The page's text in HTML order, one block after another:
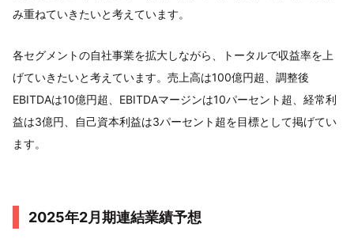
み重ねていきたいと考えています。
各セグメントの自社事業を拡大しながら、トータルで収益率を上
げていきたいと考えています。売上高は100億円超、調整後
EBITDAは10億円超、EBITDAマージンは10パーセント超、経常利
益は3億円、自己資本利益は3パーセント超を目標として掲げてい
ます。
2025年2月期連結業績予想